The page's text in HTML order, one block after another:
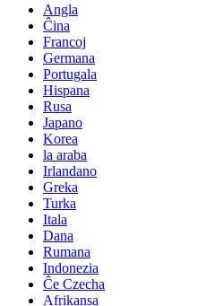
Angla
Ĉina
Francoj
Germana
Portugala
Hispana
Rusa
Japano
Korea
la araba
Irlandano
Greka
Turka
Itala
Dana
Rumana
Indonezia
Ĉe Czecha
Afrikansa